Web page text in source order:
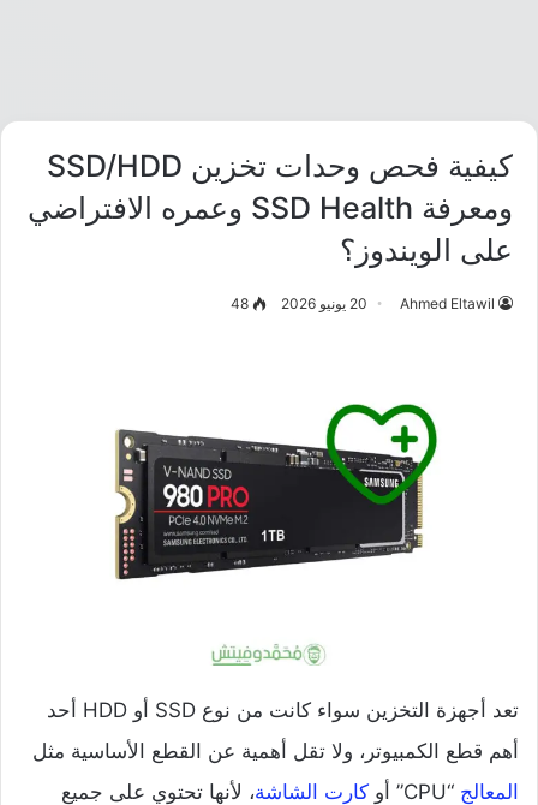
كيفية فحص وحدات تخزين SSD/HDD
ومعرفة SSD Health وعمره الافتراضي
على الويندوز؟
Ahmed Eltawil 20 يونيو 2026 48
تعد أجهزة التخزين سواء كانت من نوع SSD أو HDD أحد
أهم قطع الكمبيوتر، ولا تقل أهمية عن القطع الأساسية مثل
المعالج “CPU” أو كارت الشاشة، لأنها تحتوي على جميع